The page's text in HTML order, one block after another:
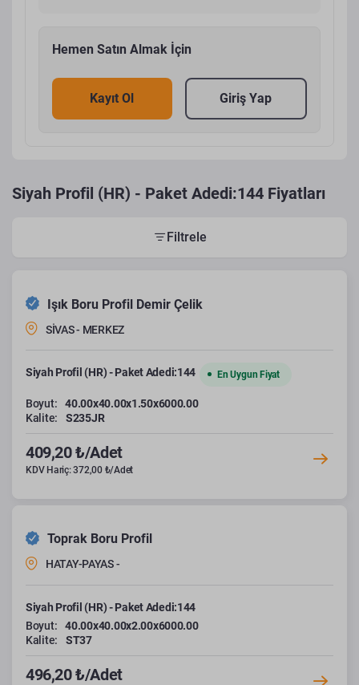
Hemen Satın Almak İçin
Kayıt Ol Giriş Yap
Siyah Profil (HR) - Paket Adedi:144 Fiyatları
Filtrele
Işık Boru Profil Demir Çelik
SİVAS - MERKEZ
Siyah Profil (HR) - Paket Adedi:144 En Uygun Fiyat
Boyut:
40.00x40.00x1.50x6000.00
Kalite:
S235JR
409,20 ₺/Adet
KDV Hariç: 372,00 ₺/Adet
Toprak Boru Profil
HATAY-PAYAS -
Siyah Profil (HR) - Paket Adedi:144
Boyut:
40.00x40.00x2.00x6000.00
Kalite:
ST37
496,20 ₺/Adet